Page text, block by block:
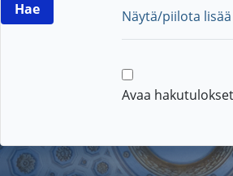
Näytä/piilota
Avaa